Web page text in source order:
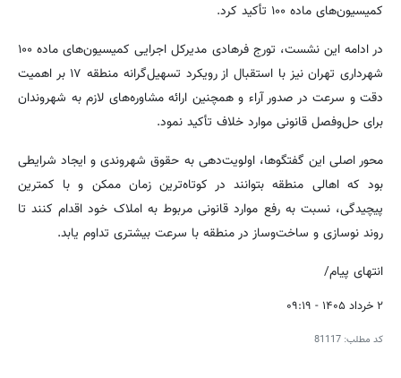
کمیسیون‌های ماده ۱۰۰ تأکید کرد.
در ادامه این نشست، تورج فرهادی مدیرکل اجرایی کمیسیون‌های ماده ۱۰۰
شهرداری تهران نیز با استقبال از رویکرد تسهیل‌گرانه منطقه ۱۷ بر اهمیت
دقت و سرعت در صدور آراء و همچنین ارائه مشاوره‌های لازم به شهروندان
برای حل‌وفصل قانونی موارد خلاف تأکید نمود.
محور اصلی این گفتگوها، اولویت‌دهی به حقوق شهروندی و ایجاد شرایطی
بود که اهالی منطقه بتوانند در کوتاه‌ترین زمان ممکن و با کمترین
پیچیدگی، نسبت به رفع موارد قانونی مربوط به املاک خود اقدام کنند تا
روند نوسازی و ساخت‌وساز در منطقه با سرعت بیشتری تداوم یابد.
انتهای پیام/
۲ خرداد ۱۴۰۵ - ۰۹:۱۹
کد مطلب: 81117